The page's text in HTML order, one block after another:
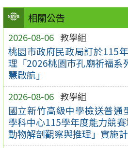
相關公告
2026-08-06 教學組
桃園市政府民政局訂於115
理「2026桃園市孔廟祈福
慧啟航」
2026-08-06 教學組
國立新竹高級中學檢送普通
學科中心115學年度能力競
動物解剖觀察與推理」實施